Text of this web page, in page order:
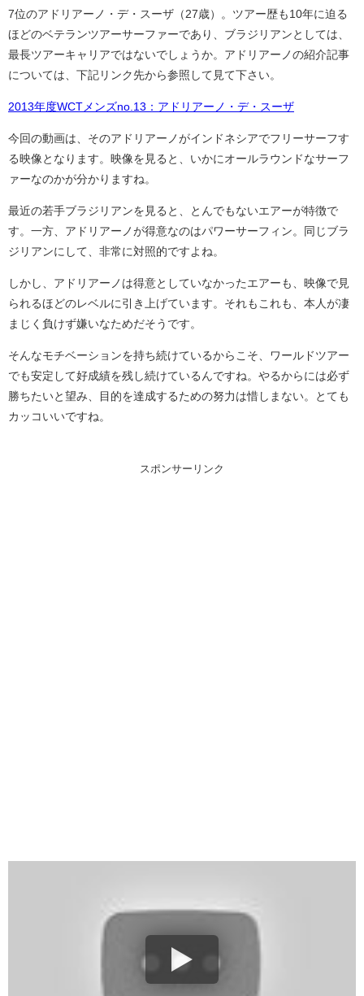
7位のアドリアーノ・デ・スーザ（27歳）。ツアー歴も10年に迫る
ほどのベテランツアーサーファーであり、ブラジリアンとしては、
最長ツアーキャリアではないでしょうか。アドリアーノの紹介記事
については、下記リンク先から参照して見て下さい。
2013年度WCTメンズno.13：アドリアーノ・デ・スーザ
今回の動画は、そのアドリアーノがインドネシアでフリーサーフす
る映像となります。映像を見ると、いかにオールラウンドなサーフ
ァーなのかが分かりますね。
最近の若手ブラジリアンを見ると、とんでもないエアーが特徴で
す。一方、アドリアーノが得意なのはパワーサーフィン。同じブラ
ジリアンにして、非常に対照的ですよね。
しかし、アドリアーノは得意としていなかったエアーも、映像で見
られるほどのレベルに引き上げています。それもこれも、本人が凄
まじく負けず嫌いなためだそうです。
そんなモチベーションを持ち続けているからこそ、ワールドツアー
でも安定して好成績を残し続けているんですね。やるからには必ず
勝ちたいと望み、目的を達成するための努力は惜しまない。とても
カッコいいですね。
スポンサーリンク